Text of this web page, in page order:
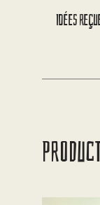
Idées